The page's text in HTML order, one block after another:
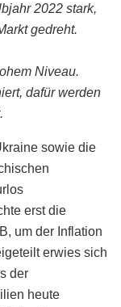
2022 stark,
gedreht.
Niveau.
dafür werden
sowie die
erst die
um der Inflation
erwies sich
der
heute